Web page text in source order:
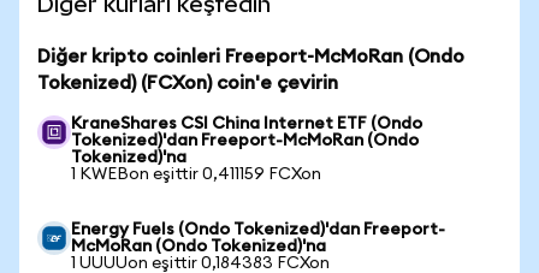
Diğer kripto coinleri Freeport-McMoRan (Ondo
Tokenized) (FCXon) coin'e çevirin
KraneShares CSI China Internet ETF (Ondo
Tokenized)'dan Freeport-McMoRan (Ondo
Tokenized)'na
1 KWEBon eşittir 0,411159 FCXon
Energy Fuels (Ondo Tokenized)'dan Freeport-
McMoRan (Ondo Tokenized)'na
1 UUUUon eşittir 0,184383 FCXon